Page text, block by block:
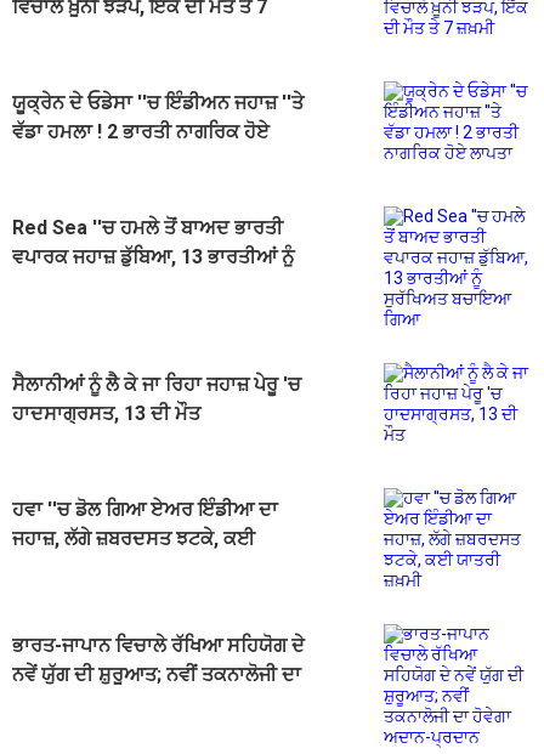
ਵਿਚਾਲੇ ਖ਼ੂਨੀ ਝੜਪ, ਇੱਕ ਦੀ ਮੌਤ ਤੇ 7
ਯੂਕ੍ਰੇਨ ਦੇ ਓਡੇਸਾ ''ਚ ਇੰਡੀਅਨ ਜਹਾਜ਼ ''ਤੇ
ਵੱਡਾ ਹਮਲਾ ! 2 ਭਾਰਤੀ ਨਾਗਰਿਕ ਹੋਏ
Red Sea ''ਚ ਹਮਲੇ ਤੋਂ ਬਾਅਦ ਭਾਰਤੀ
ਵਪਾਰਕ ਜਹਾਜ਼ ਡੁੱਬਿਆ, 13 ਭਾਰਤੀਆਂ ਨੂੰ
ਸੈਲਾਨੀਆਂ ਨੂੰ ਲੈ ਕੇ ਜਾ ਰਿਹਾ ਜਹਾਜ਼ ਪੇਰੂ 'ਚ
ਹਾਦਸਾਗ੍ਰਸਤ, 13 ਦੀ ਮੌਤ
ਹਵਾ ''ਚ ਡੋਲ ਗਿਆ ਏਅਰ ਇੰਡੀਆ ਦਾ
ਜਹਾਜ਼, ਲੱਗੇ ਜ਼ਬਰਦਸਤ ਝਟਕੇ, ਕਈ
ਭਾਰਤ-ਜਾਪਾਨ ਵਿਚਾਲੇ ਰੱਖਿਆ ਸਹਿਯੋਗ ਦੇ
ਨਵੇਂ ਯੁੱਗ ਦੀ ਸ਼ੁਰੂਆਤ; ਨਵੀਂ ਤਕਨਾਲੋਜੀ ਦਾ